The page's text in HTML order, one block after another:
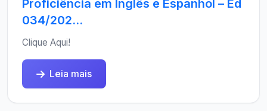
Proficiência em Inglês e Espanhol – Ed
034/202...
Clique Aqui!
Leia mais